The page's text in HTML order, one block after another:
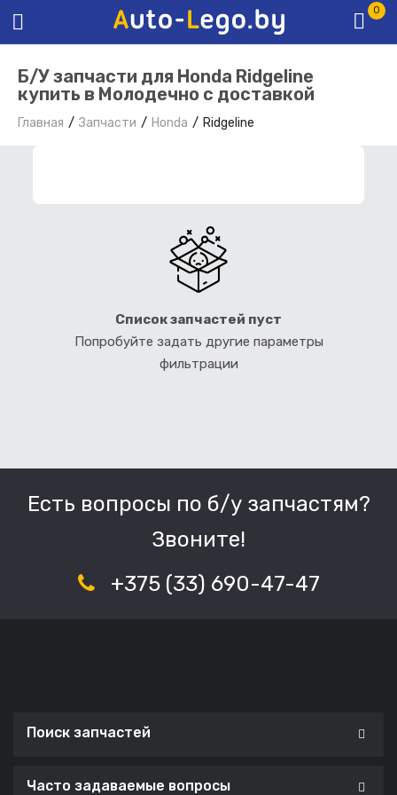
0
Б/У запчасти для Honda Ridgeline
купить в Молодечно с доставкой
Главная Запчасти Honda Ridgeline
Список запчастей пуст
Попробуйте задать другие параметры
фильтрации
Есть вопросы по б/у запчастям?
Звоните!
+375 (33) 690-47-47
Поиск запчастей
Часто задаваемые вопросы